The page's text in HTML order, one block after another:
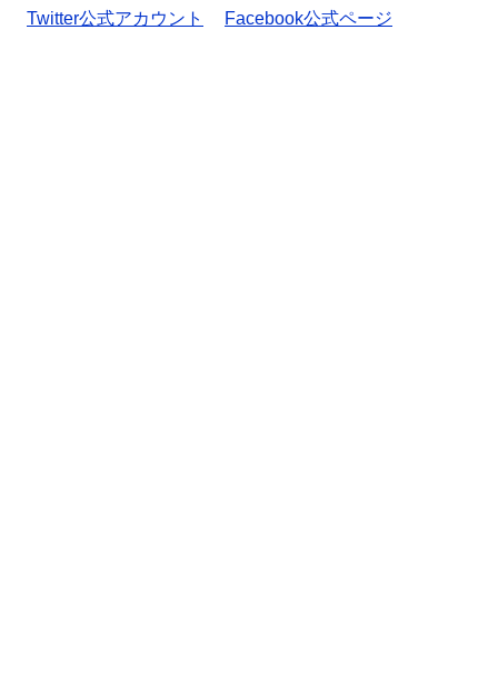
Twitter公式アカウント
Facebook公式ページ